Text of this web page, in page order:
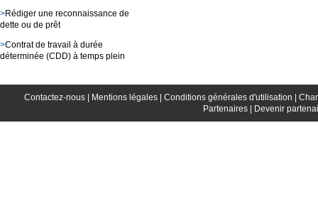
>Rédiger une reconnaissance de
dette ou de prêt
>Contrat de travail à durée
déterminée (CDD) à temps plein
Contactez-nous | Mentions légales | Conditions générales d'utilisation |
Partenaires |
Devenir